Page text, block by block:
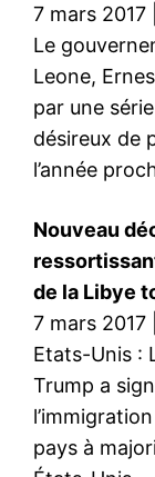
7 mars 2017
Le
Leone,
par une
désireux de
l’année
Nouveau
de la Libye
7 mars
Etats-Unis :
Trump a
pays à